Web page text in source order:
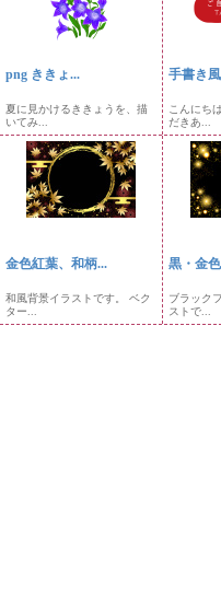
png ききょ...
夏に見かけるききょうを、描
いてみ...
手書き
こんにち
だきあ...
金色紅葉、和柄...
和風背景イラストです。 ベク
ター...
黒・金
ブラック
ストで...